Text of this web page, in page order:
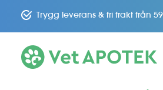
Trygg leverans & fri frakt från